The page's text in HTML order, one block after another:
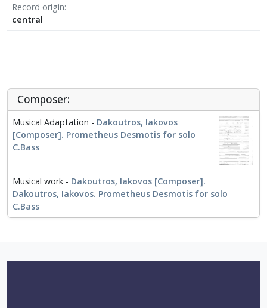
Record origin
central
Composer:
Musical Adaptation - Dakoutros, Iakovos
[Composer]. Prometheus Desmotis for solo
C.Bass
Musical work - Dakoutros, Iakovos [Composer].
Dakoutros, Iakovos. Prometheus Desmotis for solo
C.Bass